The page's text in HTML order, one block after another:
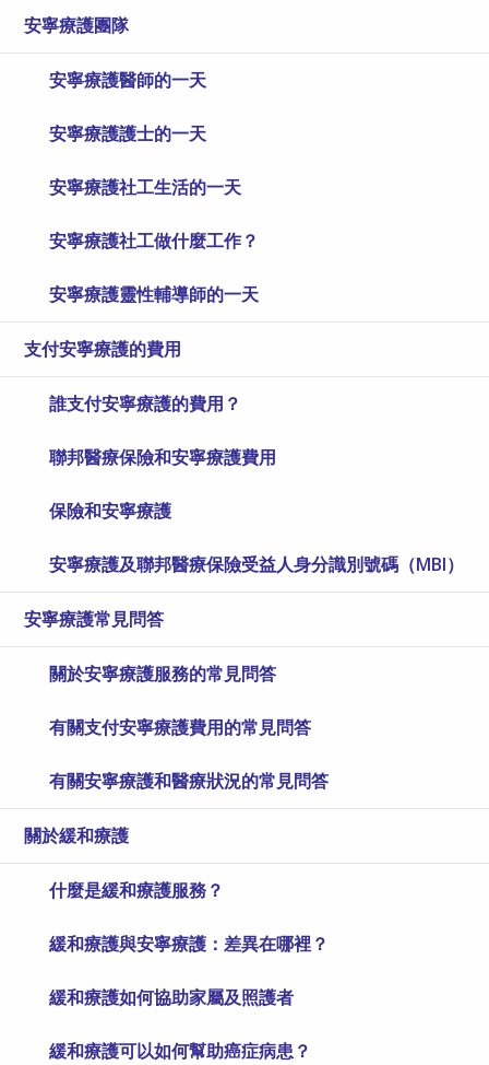
安寧療護團隊
安寧療護醫師的一天
安寧療護護士的一天
安寧療護社工生活的一天
安寧療護社工做什麼工作？
安寧療護靈性輔導師的一天
支付安寧療護的費用
誰支付安寧療護的費用？
聯邦醫療保險和安寧療護費用
保險和安寧療護
安寧療護及聯邦醫療保險受益人身分識別號碼（MBI）
安寧療護常見問答
關於安寧療護服務的常見問答
有關支付安寧療護費用的常見問答
有關安寧療護和醫療狀況的常見問答
關於緩和療護
什麼是緩和療護服務？
緩和療護與安寧療護：差異在哪裡？
緩和療護如何協助家屬及照護者
緩和療護可以如何幫助癌症病患？